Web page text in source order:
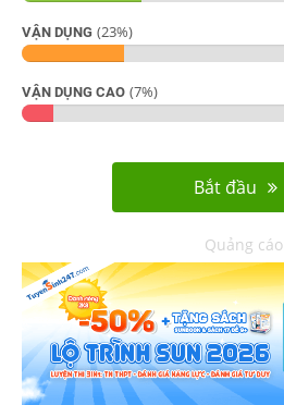
VẬN DỤNG (23%)
VẬN DỤNG CAO (7%)
Bắt đầu
Quảng cáo